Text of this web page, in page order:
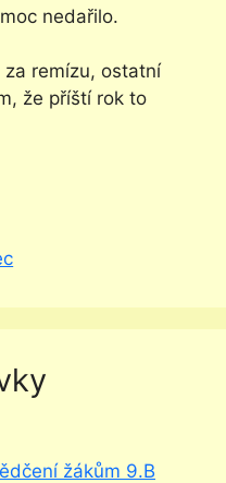
nedařilo.
remízu, ostatní
že příští rok to
žákům 9.B